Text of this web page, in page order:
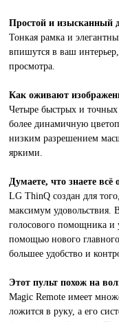
Простой и изысканный
Тонкая рамка и
впишутся в ваш
просмотра.
Как оживают
Четыре быстрых и
более динамичную
низким разрешением
яркими.
Думаете, что знаете всё
LG ThinQ создан для
максимум
голосового помощника и
помощью нового
большее удобство и
Этот пульт похож на
Magic Remote имеет
ложится в руку, а его